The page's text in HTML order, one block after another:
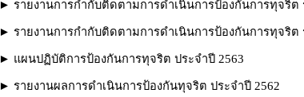
► รายงานการกำกับติดตามการดำเนินการป้องกันการทุจริต
► รายงานการกำกับติดตามการดำเนินการป้องกันการทุจริต
► แผนปฏิบัติการป้องกันการทุจริต ประจำปี 2563
► รายงานผลการดำเนินการป้องกันทุจริต ประจำปี 2562